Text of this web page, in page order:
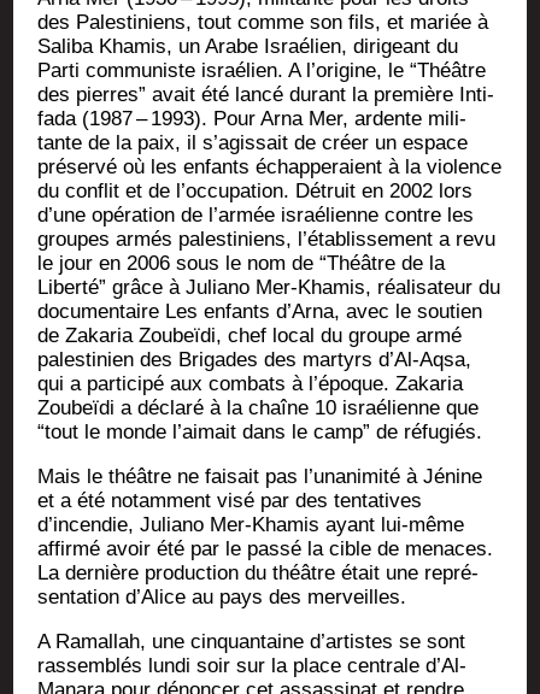
des Pales­ti­niens, tout comme son fils, et mariée à
Sali­ba Kha­mis, un Arabe Israé­lien, diri­geant du
Par­ti com­mu­niste israé­lien. A l’origine, le “Théâtre
des pierres” avait été lan­cé durant la pre­mière Inti­
fa­da (1987 – 1993). Pour Arna Mer, ardente mili­
tante de la paix, il s’agissait de créer un espace
pré­ser­vé où les enfants échap­pe­raient à la vio­lence
du conflit et de l’occupation. Détruit en 2002 lors
d’une opé­ra­tion de l’armée israé­lienne contre les
groupes armés pales­ti­niens, l’établissement a revu
le jour en 2006 sous le nom de “Théâtre de la
Liber­té” grâce à Julia­no Mer-Kha­mis, réa­li­sa­teur du
docu­men­taire Les enfants d’Arna, avec le sou­tien
de Zaka­ria Zou­beï­di, chef local du groupe armé
pales­ti­nien des Bri­gades des mar­tyrs d’Al-Aqsa,
qui a par­ti­ci­pé aux com­bats à l’époque. Zaka­ria
Zou­beï­di a décla­ré à la chaîne 10 israé­lienne que
“tout le monde l’aimait dans le camp” de réfugiés.
Mais le théâtre ne fai­sait pas l’unanimité à Jénine
et a été notam­ment visé par des ten­ta­tives
d’incendie, Julia­no Mer-Kha­mis ayant lui-même
affir­mé avoir été par le pas­sé la cible de menaces.
La der­nière pro­duc­tion du théâtre était une repré­
sen­ta­tion d’Alice au pays des merveilles.
A Ramal­lah, une cin­quan­taine d’artistes se sont
ras­sem­blés lun­di soir sur la place cen­trale d’Al-